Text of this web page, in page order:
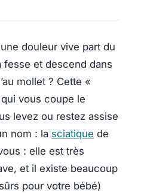
douleur vive part du
fesse et descend dans
mollet ? Cette «
vous coupe le
levez ou restez assise
nom : la sciatique de
: elle est très
et il existe beaucoup
pour votre bébé)